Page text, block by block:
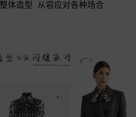
体造型  从容应对各种场合